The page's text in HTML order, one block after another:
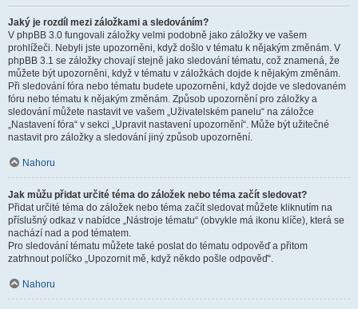
Jaký je rozdíl mezi záložkami a sledováním?
V phpBB 3.0 fungovali záložky velmi podobně jako záložky ve vašem
prohlížeči. Nebyli jste upozorněni, když došlo v tématu k nějakým změnám. V
phpBB 3.1 se záložky chovají stejně jako sledování tématu, což znamená, že
můžete být upozorněni, když v tématu v záložkách dojde k nějakým změnám.
Při sledování fóra nebo tématu budete upozorněni, když dojde ve sledovaném
fóru nebo tématu k nějakým změnám. Způsob upozornění pro záložky a
sledování můžete nastavit ve vašem „Uživatelském panelu“ na záložce
„Nastavení fóra“ v sekci „Upravit nastavení upozornění“. Může být užitečné
nastavit pro záložky a sledování jiný způsob upozornění.
Nahoru
Jak můžu přidat určité téma do záložek nebo téma začít sledovat?
Přidat určité téma do záložek nebo téma začít sledovat můžete kliknutím na
příslušný odkaz v nabídce „Nástroje tématu“ (obvykle má ikonu klíče), která se
nachází nad a pod tématem.
Pro sledování tématu můžete také poslat do tématu odpověď a přitom
zatrhnout políčko „Upozornit mě, když někdo pošle odpověď“.
Nahoru